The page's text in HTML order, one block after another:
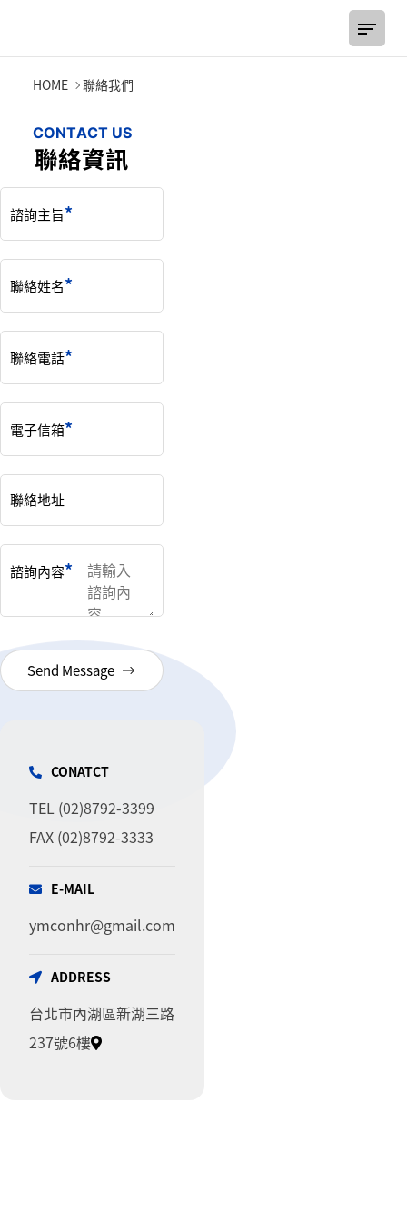
聯絡我們
HOME 聯絡我們
CONTACT US
聯絡資訊
諮詢主旨
聯絡姓名
聯絡電話
電子信箱
聯絡地址
諮詢內容
Send Message
CONATCT
TEL (02)8792-3399
FAX (02)8792-3333
E-MAIL
ymconhr@gmail.com
ADDRESS
台北市內湖區新湖三路
237號6樓